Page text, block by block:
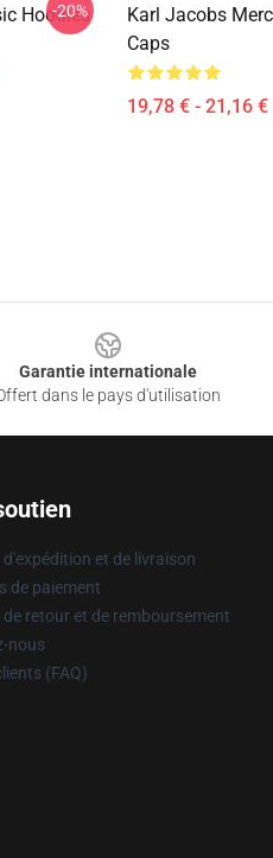
Hoodies
-20%
Karl Jacobs
Caps
19,78 € - 21,16 €
Garantie internationale
dans le pays d'utilisation
et de livraison
de paiement
retour et de remboursement
nous
(FAQ)